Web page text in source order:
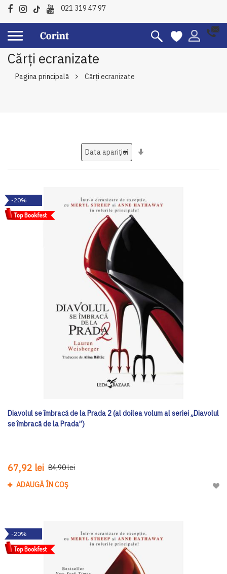
021 319 47 97
Cărți ecranizate
Pagina principală Cărți ecranizate
-20%
Diavolul se îmbracă de la Prada 2 (al doilea volum al seriei „Diavolul
se îmbracă de la Prada”)
67,92 lei 84,90 lei
ADAUGĂ ÎN COȘ
-20%